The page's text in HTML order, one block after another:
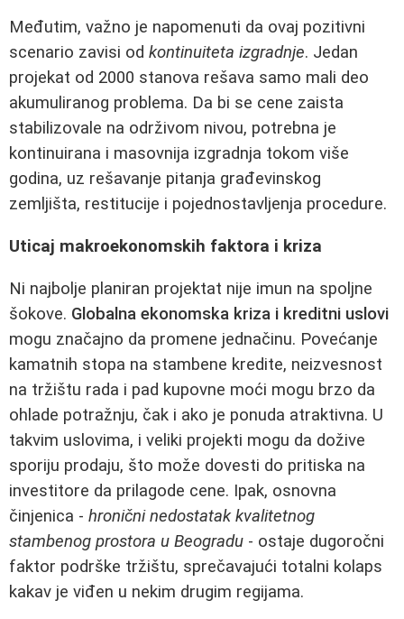
Međutim, važno je napomenuti da ovaj pozitivni
scenario zavisi od kontinuiteta izgradnje. Jedan
projekat od 2000 stanova rešava samo mali deo
akumuliranog problema. Da bi se cene zaista
stabilizovale na održivom nivou, potrebna je
kontinuirana i masovnija izgradnja tokom više
godina, uz rešavanje pitanja građevinskog
zemljišta, restitucije i pojednostavljenja procedure.
Uticaj makroekonomskih faktora i kriza
Ni najbolje planiran projektat nije imun na spoljne
šokove. Globalna ekonomska kriza i kreditni uslovi
mogu značajno da promene jednačinu. Povećanje
kamatnih stopa na stambene kredite, neizvesnost
na tržištu rada i pad kupovne moći mogu brzo da
ohlade potražnju, čak i ako je ponuda atraktivna. U
takvim uslovima, i veliki projekti mogu da dožive
sporiju prodaju, što može dovesti do pritiska na
investitore da prilagode cene. Ipak, osnovna
činjenica - hronični nedostatak kvalitetnog
stambenog prostora u Beogradu - ostaje dugoročni
faktor podrške tržištu, sprečavajući totalni kolaps
kakav je viđen u nekim drugim regijama.